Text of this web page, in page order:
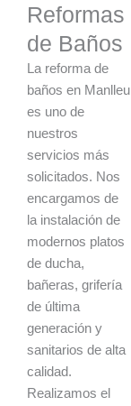
Reformas
de Baños
La reforma de
baños en Manlleu
es uno de
nuestros
servicios más
solicitados. Nos
encargamos de
la instalación de
modernos platos
de ducha,
bañeras, grifería
de última
generación y
sanitarios de alta
calidad.
Realizamos el